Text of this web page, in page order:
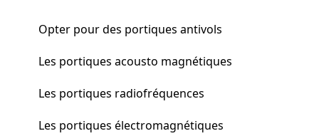
Opter pour des portiques antivols
Les portiques acousto magnétiques
Les portiques radiofréquences
Les portiques électromagnétiques